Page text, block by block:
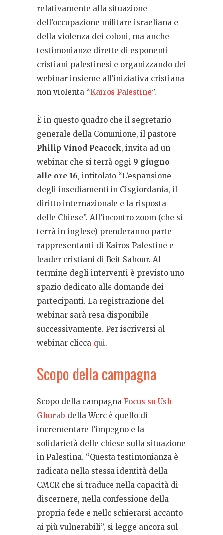
relativamente alla situazione
dell’occupazione militare israeliana e
della violenza dei coloni, ma anche
testimonianze dirette di esponenti
cristiani palestinesi e organizzando dei
webinar insieme all’iniziativa cristiana
non violenta “Kairos Palestine”.
È in questo quadro che il segretario
generale della Comunione, il pastore
Philip Vinod Peacock, invita ad un
webinar che si terrà oggi 9 giugno
alle ore 16, intitolato “L’espansione
degli insediamenti in Cisgiordania, il
diritto internazionale e la risposta
delle Chiese”. All’incontro zoom (che si
terrà in inglese) prenderanno parte
rappresentanti di Kairos Palestine e
leader cristiani di Beit Sahour. Al
termine degli interventi è previsto uno
spazio dedicato alle domande dei
partecipanti. La registrazione del
webinar sarà resa disponibile
successivamente. Per iscriversi al
webinar clicca qui.
Scopo della campagna
Scopo della campagna Focus su Ush
Ghurab della Wcrc è quello di
incrementare l’impegno e la
solidarietà delle chiese sulla situazione
in Palestina. “Questa testimonianza è
radicata nella stessa identità della
CMCR che si traduce nella capacità di
discernere, nella confessione della
propria fede e nello schierarsi accanto
ai più vulnerabili”, si legge ancora sul